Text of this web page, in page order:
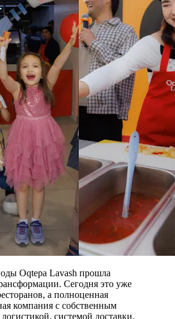
Oqtepa Lavash прошла
Сегодня это уже
а полноценная
компания с собственным
системой доставки,